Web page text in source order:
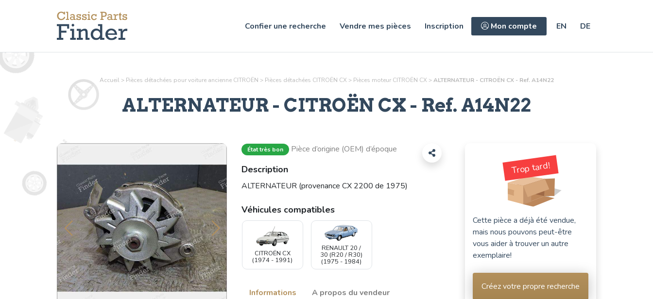
Confier une recherche Vendre mes pièces Inscription Mon compte EN DE
Accueil > Pièces détachées pour voiture ancienne CITROËN > Pièces détachées CITROËN CX > Pièces moteurCITROËN CX >ALTERNATEUR - CITROËN CX - Ref. A14N22
ALTERNATEUR- CITROËN CX - Ref. A14N22
État très bon Pièce d’origine (OEM) d’époque
Description
ALTERNATEUR (provenance CX 2200 de 1975)
Véhicules compatibles
CITROËN CX
(1974 - 1991)
RENAULT 20 /
30 (R20 / R30)
(1975 - 1984)
Informations A propos du vendeur
Trop tard!
Cette pièce a déjà été vendue,
mais nous pouvons peut-être
vous aider à trouver un autre
exemplaire!
Créez votre propre recherche